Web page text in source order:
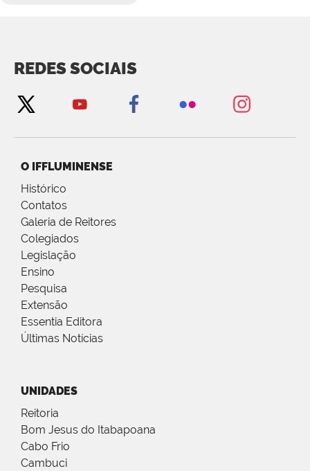
REDES SOCIAIS
O IFFLUMINENSE
Histórico
Contatos
Galeria de Reitores
Colegiados
Legislação
Ensino
Pesquisa
Extensão
Essentia Editora
Últimas Notícias
UNIDADES
Reitoria
Bom Jesus do Itabapoana
Cabo Frio
Cambuci